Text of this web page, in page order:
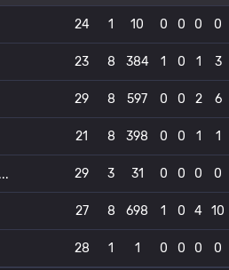
24 1 10 0 0 0 0
23 8 384 1 0 1 3
29 8 597 0 0 2 6
21 8 398 0 0 1 1
29 3 31 0 0 0 0
27 8 698 1 0 4 10
28 1 1 0 0 0 0